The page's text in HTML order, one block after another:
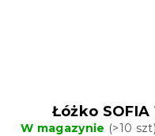
Łóżko SOFIA
W magazynie (>10 szt)